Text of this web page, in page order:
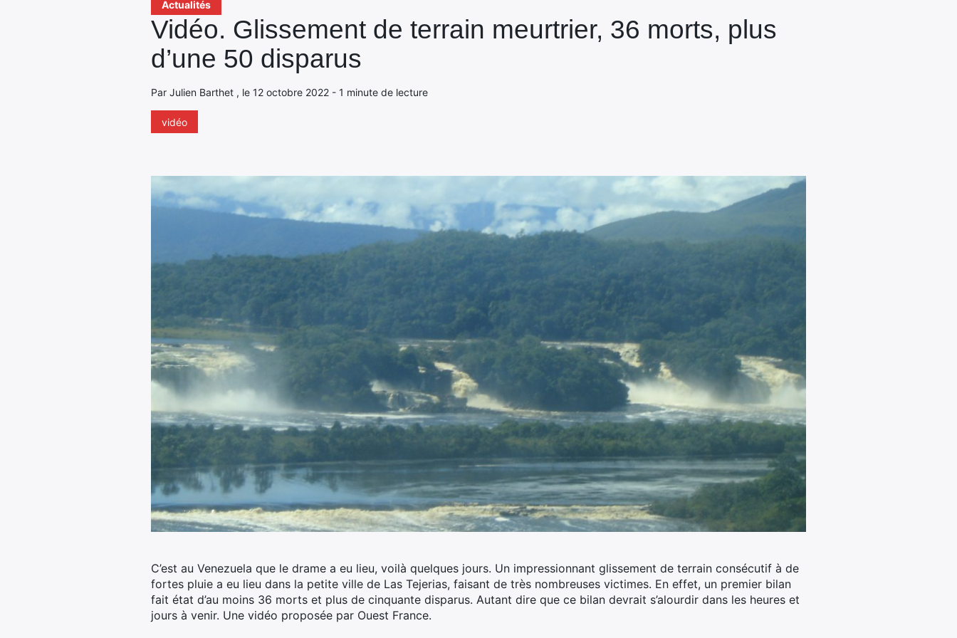
Actualités
Vidéo. Glissement de terrain meurtrier, 36 morts, plus
d’une 50 disparus
Par Julien Barthet , le 12 octobre 2022 - 1 minute de lecture
vidéo
C’est au Venezuela que le drame a eu lieu, voilà quelques jours. Un impressionnant glissement de terrain consécutif à de
fortes pluie a eu lieu dans la petite ville de Las Tejerias, faisant de très nombreuses victimes. En effet, un premier bilan
fait état d’au moins 36 morts et plus de cinquante disparus. Autant dire que ce bilan devrait s’alourdir dans les heures et
jours à venir. Une vidéo proposée par Ouest France.